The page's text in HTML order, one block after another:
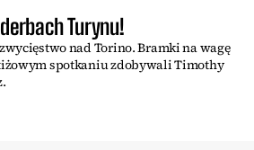
Turynu!
nad Torino. Bramki na wagę
spotkaniu zdobywali Timothy